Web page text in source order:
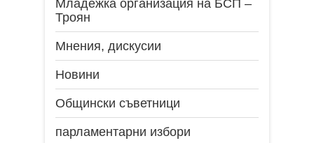
Младежка организация на БСП –
Троян
Мнения, дискусии
Новини
Общински съветници
парламентарни избори